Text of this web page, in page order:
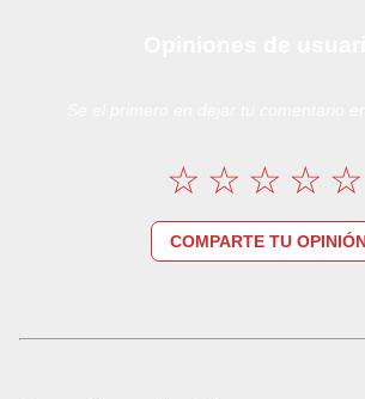
COMPARTE TU